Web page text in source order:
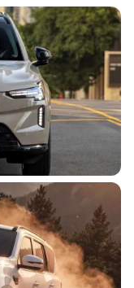
LiDAR y abre
y XPENG?